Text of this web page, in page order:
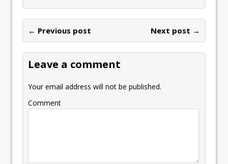
← Previous post Next post →
Leave a comment
Your email address will not be published.
Comment